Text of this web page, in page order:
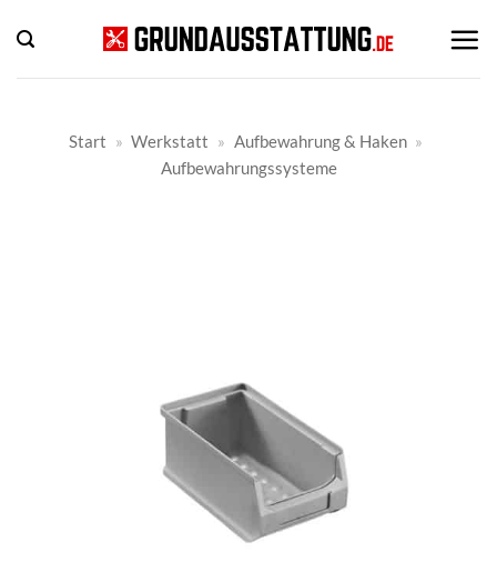
Inhalt
springen
Start » Werkstatt » Aufbewahrung & Haken »
Aufbewahrungssysteme